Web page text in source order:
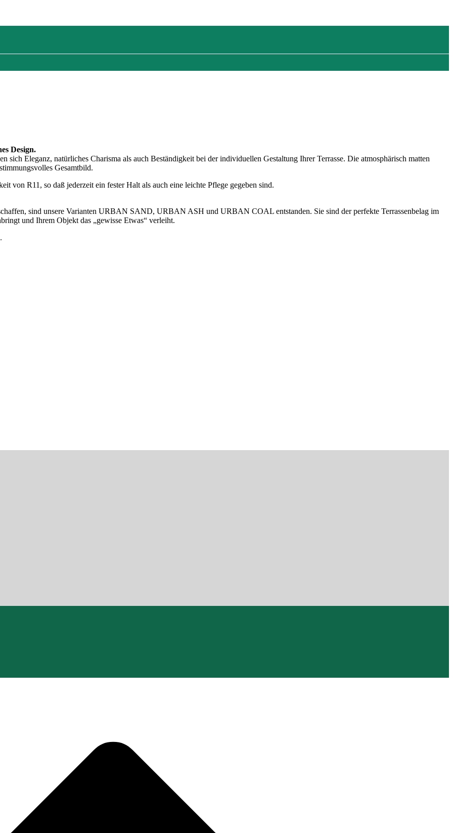
Design.
Eleganz, natürliches Charisma als auch Beständigkeit bei der individuellen Gestaltung Ihrer Terrasse. Die atmosphärisch matten
Gesamtbild.
von R11, so daß jederzeit ein fester Halt als auch eine leichte Pflege gegeben sind.
sind unsere Varianten URBAN SAND, URBAN ASH und URBAN COAL entstanden. Sie sind der perfekte Terrassenbelag im
und Ihrem Objekt das „gewisse Etwas“ verleiht.